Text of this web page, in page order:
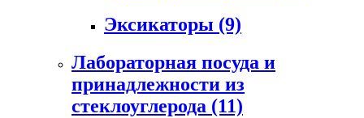
Эксикаторы (9)
Лабораторная посуда и
принадлежности из
стеклоуглерода (11)